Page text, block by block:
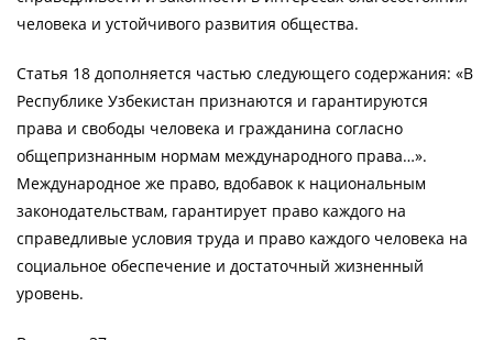
человека и устойчивого развития общества.
Статья 18 дополняется частью следующего содержания: «В
Республике Узбекистан признаются и гарантируются
права и свободы человека и гражданина согласно
общепризнанным нормам международного права…».
Международное же право, вдобавок к национальным
законодательствам, гарантирует право каждого на
справедливые условия труда и право каждого человека на
социальное обеспечение и достаточный жизненный
уровень.